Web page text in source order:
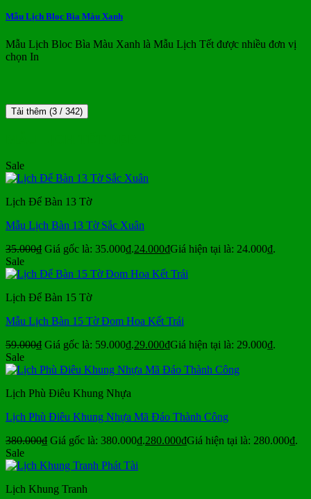
Mẫu Lịch Bloc Bìa Màu Xanh
Mẫu Lịch Bloc Bìa Màu Xanh là Mẫu Lịch Tết được nhiều đơn vị
chọn In
Tải thêm (3 / 342)
Sale
Lịch Để Bàn 13 Tờ
Mẫu Lịch Bàn 13 Tờ Sắc Xuân
35.000₫ Giá gốc là: 35.000₫.24.000₫Giá hiện tại là: 24.000₫.
Sale
Lịch Để Bàn 15 Tờ
Mẫu Lịch Bàn 15 Tờ Đom Hoa Kết Trái
59.000₫ Giá gốc là: 59.000₫.29.000₫Giá hiện tại là: 29.000₫.
Sale
Lịch Phù Điêu Khung Nhựa
Lịch Phù Điêu Khung Nhựa Mã Đáo Thành Công
380.000₫ Giá gốc là: 380.000₫.280.000₫Giá hiện tại là: 280.000₫.
Sale
Lịch Khung Tranh